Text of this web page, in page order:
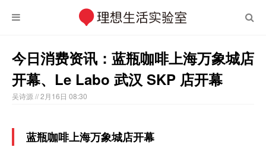
今日消费资讯：蓝瓶咖啡上海万象城店
开幕、Le Labo 武汉 SKP 店开幕
吴诗源 // 2月16日 08:30
蓝瓶咖啡上海万象城店开幕